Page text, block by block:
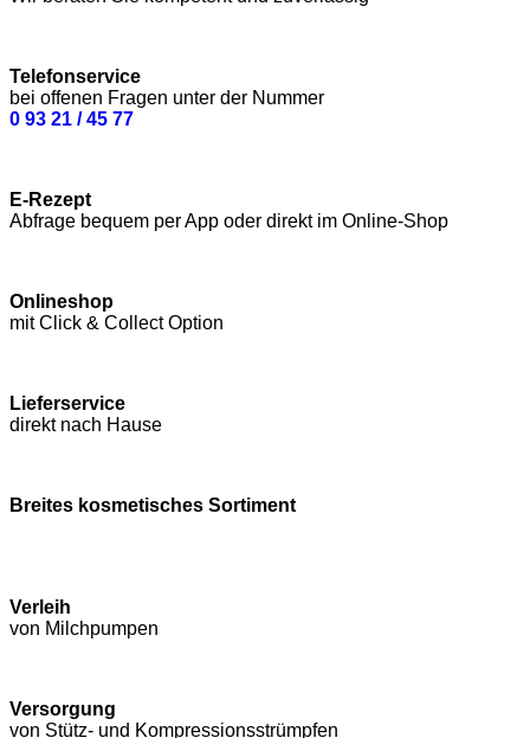
Telefonservice
bei offenen Fragen unter der Nummer
0 93 21 / 45 77
E-Rezept
Abfrage bequem per App oder direkt im Online-Shop
Onlineshop
mit Click & Collect Option
Lieferservice
direkt nach Hause
Breites kosmetisches Sortiment
Verleih
von Milchpumpen
Versorgung
von Stütz- und Kompressions­strümpfen